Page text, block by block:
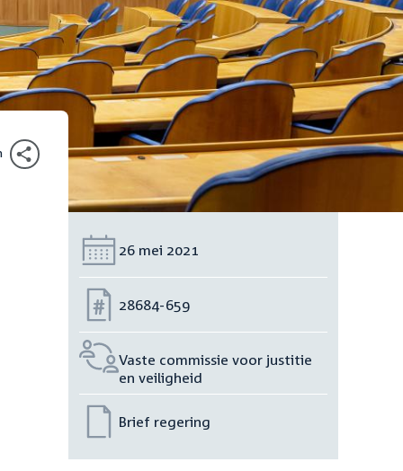
Datum:
26 mei 2021
Nummer:
28684-659
Vaste commissie voor justitie
en veiligheid
Brief regering